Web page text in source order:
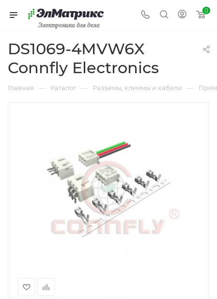
Электроника для дела
0
DS1069-4MVW6X
Connfly Electronics
Главная — Каталог — Разъемы, клеммы и кабели —